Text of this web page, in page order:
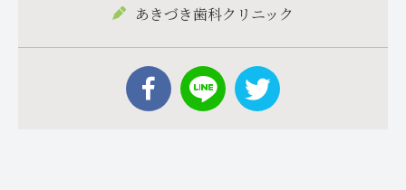
あきづき歯科クリニック